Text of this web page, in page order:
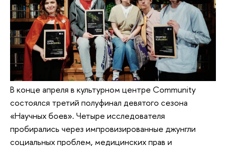
В конце апреля в культурном центре Community
состоялся третий полуфинал девятого сезона
«Научных боев». Четыре исследователя
пробирались через импровизированные джунгли
социальных проблем, медицинских прав и